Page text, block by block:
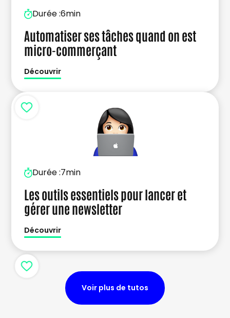
Durée :6min
Automatiser ses tâches quand on est
micro-commerçant
Découvrir
Durée :7min
Les outils essentiels pour lancer et
gérer une newsletter
Découvrir
Voir plus de tutos